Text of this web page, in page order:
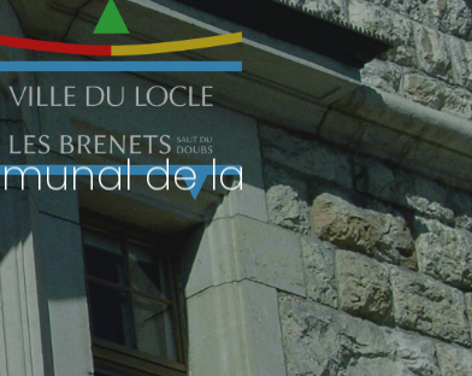
de la